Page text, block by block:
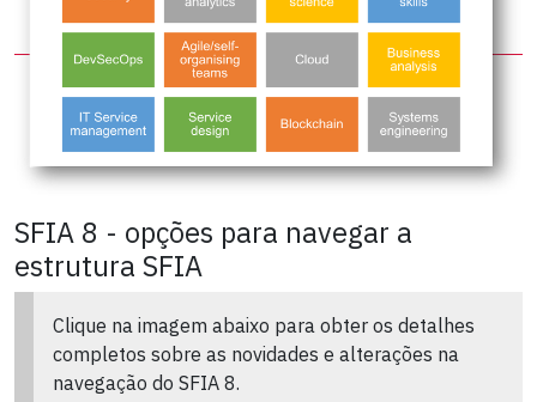
SFIA 8 - opções para navegar a
estrutura SFIA
Clique na imagem abaixo para obter os detalhes
completos sobre as novidades e alterações na
navegação do SFIA 8.